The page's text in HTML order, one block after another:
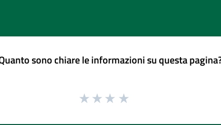
sono chiare le informazioni su questa